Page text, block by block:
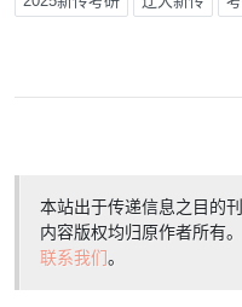
本站出于传递信息之目的
内容版权均归原作者所有
联系我们。